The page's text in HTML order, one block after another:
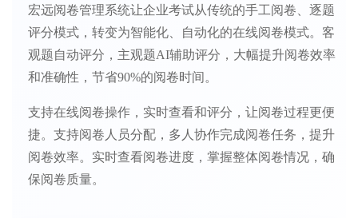
宏远阅卷管理系统让企业考试从传统的手工阅卷、逐题
评分模式，转变为智能化、自动化的在线阅卷模式。客
观题自动评分，主观题AI辅助评分，大幅提升阅卷效率
和准确性，节省90%的阅卷时间。
支持在线阅卷操作，实时查看和评分，让阅卷过程更便
捷。支持阅卷人员分配，多人协作完成阅卷任务，提升
阅卷效率。实时查看阅卷进度，掌握整体阅卷情况，确
保阅卷质量。